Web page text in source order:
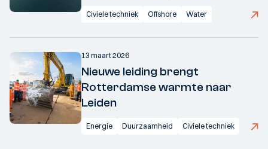
Civiele techniek Offshore Water
13 maart 2026
Nieuwe leiding brengt
Rotterdamse warmte naar
Leiden
Energie Duurzaamheid Civiele techniek